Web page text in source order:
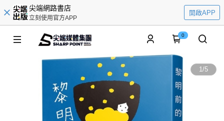
尖端網路書店
立刻使用官方APP
開啟APP
0
1/5